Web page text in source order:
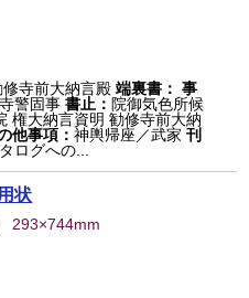
修寺前大納言殿 端裏書： 事
警固事 書止： 院御気色所候
権大納言資明 勧修寺前大納
他事項：神輿帰座／武家 刊
ログへの...
状
293×744mm